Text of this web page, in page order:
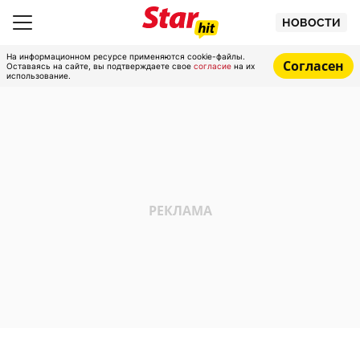
НОВОСТИ
На информационном ресурсе применяются cookie-файлы.
Оставаясь на сайте, вы подтверждаете свое согласие на их
использование.
Согласен